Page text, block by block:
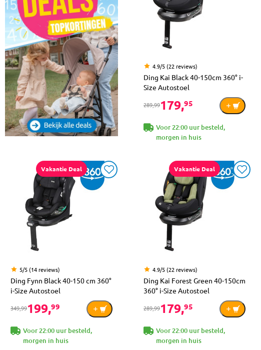
4.9/5 (22 reviews)
Ding Kai Black 40-150cm 360° i-
Size Autostoel
289,99179,95
Voor 22:00 uur besteld,
morgen in huis
Vakantie Deal
5/5 (14 reviews)
Ding Fynn Black 40-150 cm 360°
i-Size Autostoel
349,99199,99
Voor 22:00 uur besteld,
morgen in huis
Vakantie Deal
4.9/5 (22 reviews)
Ding Kai Forest Green 40-150cm
360° i-Size Autostoel
289,99179,95
Voor 22:00 uur besteld,
morgen in huis